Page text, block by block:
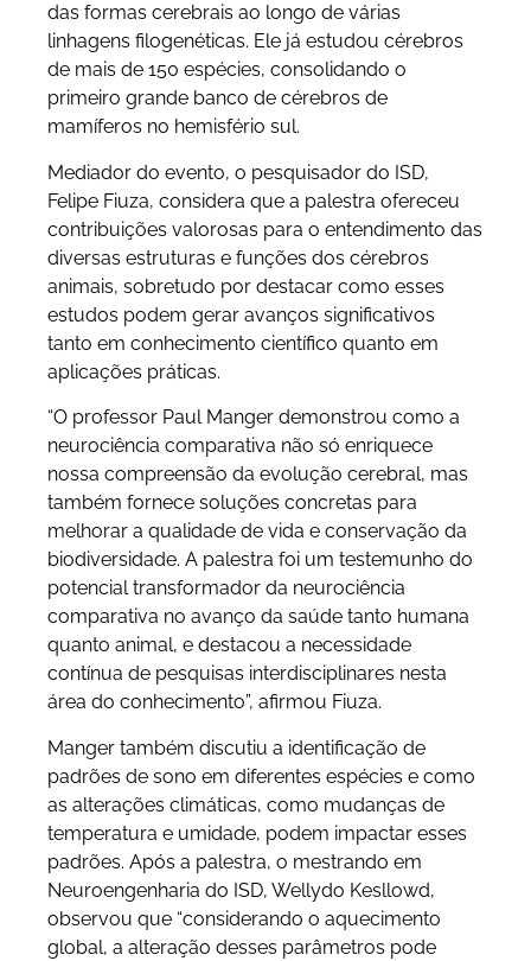
das formas cerebrais ao longo de várias
linhagens filogenéticas. Ele já estudou cérebros
de mais de 150 espécies, consolidando o
primeiro grande banco de cérebros de
mamíferos no hemisfério sul.
Mediador do evento, o pesquisador do ISD,
Felipe Fiuza, considera que a palestra ofereceu
contribuições valorosas para o entendimento das
diversas estruturas e funções dos cérebros
animais, sobretudo por destacar como esses
estudos podem gerar avanços significativos
tanto em conhecimento científico quanto em
aplicações práticas.
“O professor Paul Manger demonstrou como a
neurociência comparativa não só enriquece
nossa compreensão da evolução cerebral, mas
também fornece soluções concretas para
melhorar a qualidade de vida e conservação da
biodiversidade. A palestra foi um testemunho do
potencial transformador da neurociência
comparativa no avanço da saúde tanto humana
quanto animal, e destacou a necessidade
contínua de pesquisas interdisciplinares nesta
área do conhecimento”, afirmou Fiuza.
Manger também discutiu a identificação de
padrões de sono em diferentes espécies e como
as alterações climáticas, como mudanças de
temperatura e umidade, podem impactar esses
padrões. Após a palestra, o mestrando em
Neuroengenharia do ISD, Wellydo Kesllowd,
observou que “considerando o aquecimento
global, a alteração desses parâmetros pode